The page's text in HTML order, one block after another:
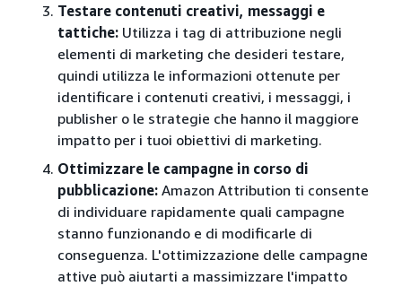
Testare contenuti creativi, messaggi e
tattiche: Utilizza i tag di attribuzione negli
elementi di marketing che desideri testare,
quindi utilizza le informazioni ottenute per
identificare i contenuti creativi, i messaggi, i
publisher o le strategie che hanno il maggiore
impatto per i tuoi obiettivi di marketing.
Ottimizzare le campagne in corso di
pubblicazione: Amazon Attribution ti consente
di individuare rapidamente quali campagne
stanno funzionando e di modificarle di
conseguenza. L'ottimizzazione delle campagne
attive può aiutarti a massimizzare l'impatto